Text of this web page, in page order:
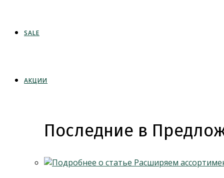
SALE
АКЦИИ
Последние в